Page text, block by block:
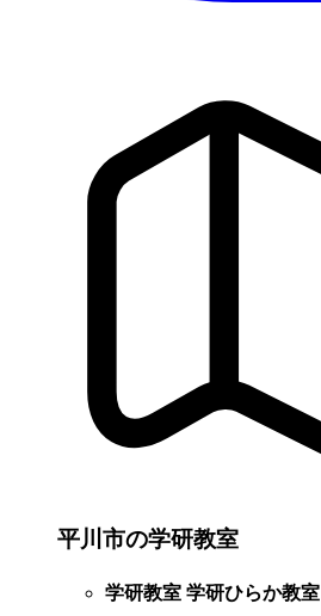
平川市の学研教室
学研教室 学研ひらか教室